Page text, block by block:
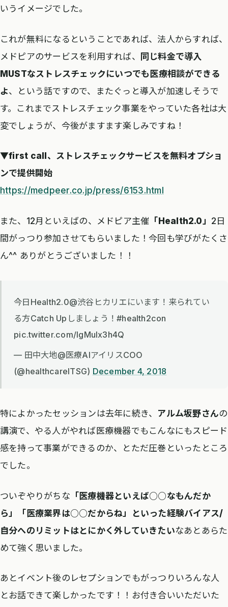
いうイメージでした。
これが無料になるということであれば、法人からすれば、
メドピアのサービスを利用すれば、
同じ料金で導入
MUSTなストレスチェックにいつでも医療相談ができる
よ、という話ですので、またぐっと導入が加速しそうで
す。これまでストレスチェック事業をやっていた各社は大
変でしょうが、今後がますます楽しみですね！
▼first call、ストレスチェックサービスを無料オプショ
ンで提供開始
https://medpeer.co.jp/press/6153.html
また、12月といえばの、メドピア主催 「Health2.0」 2日
間がっつり参加させてもらいました！今回も学びがたくさ
ん^^ ありがとうございました！！
今日Health2.0@渋谷ヒカリエにいます！来られてい
る方Catch Upしましょう！#health2con
pic.twitter.com/lgMuIx3h4Q
— 田中大地@医療AIアイリスCOO
(@healthcareITSG) December 4, 2018
特によかったセッションは去年に続き、 アルム坂野さんの
講演で、やる人がやれば医療機器でもこんなにもスピード
感を持って事業ができるのか、とただ圧巻といったところ
でした。
ついぞやりがちな 「医療機器といえば○○なもんだか
ら」「医療業界は○○だからね」といった経験バイアス/
自分へのリミットはとにかく外していきたいなあとあらた
めて強く思いました。
あとイベント後のレセプションでもがっつりいろんな人
とお話できて楽しかったです！！お付き合いいただいた